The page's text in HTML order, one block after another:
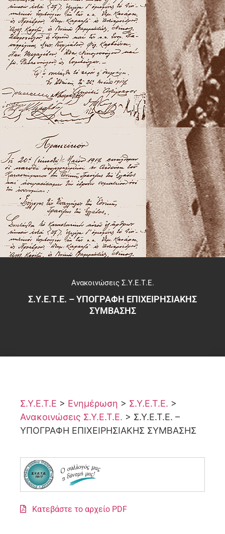
Ανακοινώσεις Σ.Υ.Ε.Τ.Ε.
Σ.Υ.Ε.Τ.Ε. – ΥΠΟΓΡΑΦΗ ΕΠΙΧΕΙΡΗΣΙΑΚΗΣ
ΣΥΜΒΑΣΗΣ
Σ.Υ.Ε.Τ.Ε > Ενημέρωση > Σ.Υ.Ε.Τ.Ε. >
Ανακοινώσεις Σ.Υ.Ε.Τ.Ε. > Σ.Υ.Ε.Τ.Ε. –
ΥΠΟΓΡΑΦΗ ΕΠΙΧΕΙΡΗΣΙΑΚΗΣ ΣΥΜΒΑΣΗΣ
Κατεβάστε το αρχείο PDF